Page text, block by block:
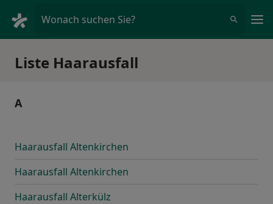
Wonach suchen Sie?
Liste Haarausfall
A
Haarausfall Altenkirchen
Haarausfall Altenkirchen
Haarausfall Alterkülz